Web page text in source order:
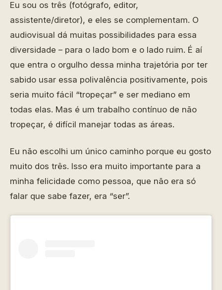
Eu sou os três (fotógrafo, editor,
assistente/diretor), e eles se complementam. O
audiovisual dá muitas possibilidades para essa
diversidade – para o lado bom e o lado ruim. É aí
que entra o orgulho dessa minha trajetória por ter
sabido usar essa polivalência positivamente, pois
seria muito fácil “tropeçar” e ser mediano em
todas elas. Mas é um trabalho contínuo de não
tropeçar, é difícil manejar todas as áreas.
Eu não escolhi um único caminho porque eu gosto
muito dos três. Isso era muito importante para a
minha felicidade como pessoa, que não era só
falar que sabe fazer, era “ser”.